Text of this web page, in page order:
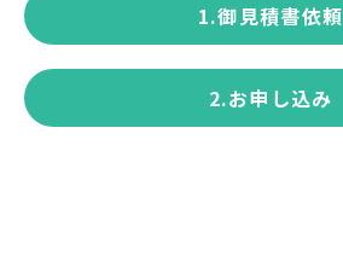
1.御見積書依頼
2.お申し込み